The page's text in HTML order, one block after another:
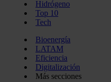
Hidrógeno
Top 10
Tech
Bioenergía
LATAM
Eficiencia
Digitalización
Más secciones